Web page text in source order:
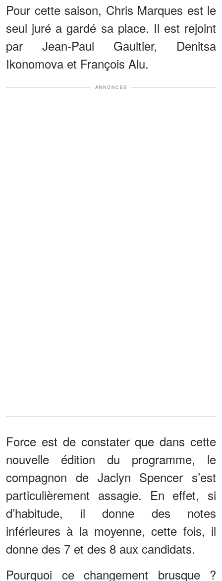
Pour cette saison, Chris Marques est le
seul juré a gardé sa place. Il est rejoint
par Jean-Paul Gaultier, Denitsa
Ikonomova et François Alu.
ANNONCES
Force est de constater que dans cette
nouvelle édition du programme, le
compagnon de Jaclyn Spencer s’est
particulièrement assagie. En effet, si
d’habitude, il donne des notes
inférieures à la moyenne, cette fois, il
donne des 7 et des 8 aux candidats.
Pourquoi ce changement brusque ?